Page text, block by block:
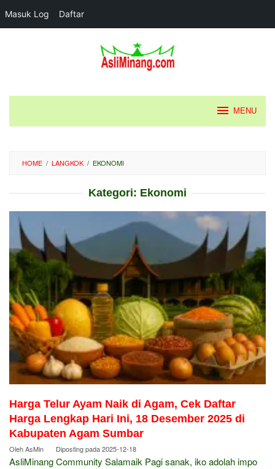
Masuk Log Daftar
MENU
HOME / LANGKOK / EKONOMI
Kategori: Ekonomi
Harga Telur Ayam Naik di Agam, Cek Daftar
Harga Lengkap Hari Ini, 18 Desember 2025 di
Kabupaten Agam Sumbar
OlehAsMin Diposting pada2025-12-18
AsliMinang Community Salamaik Pagi sanak, iko adolah impo